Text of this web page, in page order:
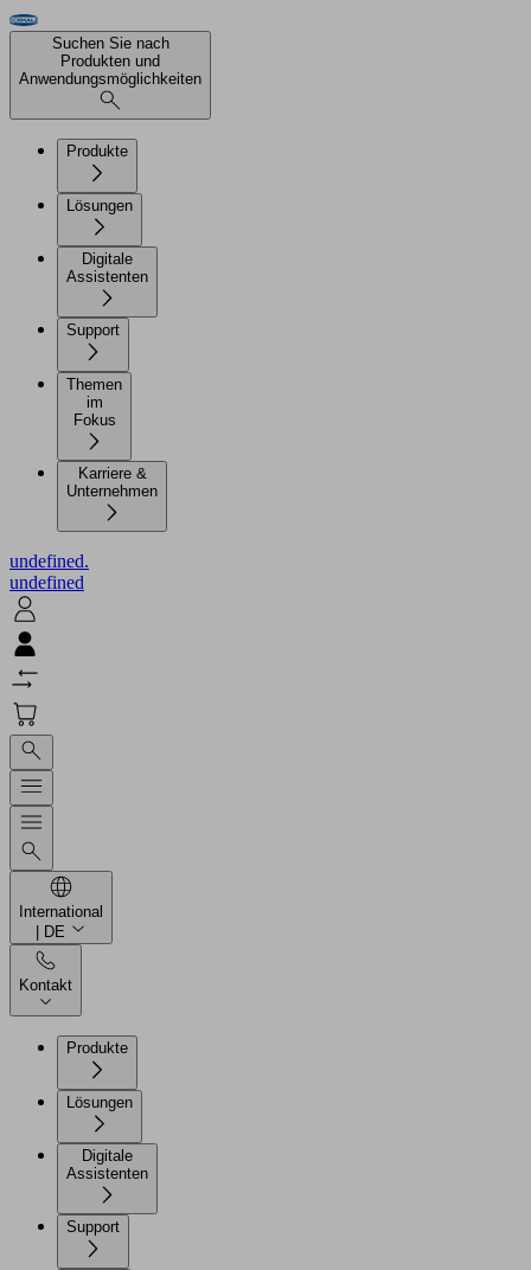
Suchen Sie nach
Produkten und
Anwendungsmöglichkeiten
Produkte
Lösungen
Digitale
Assistenten
Support
Themen
im
Karriere &
Unternehmen
undefined.
undefined
International
| DE
Kontakt
Produkte
Lösungen
Digitale
Assistenten
Support